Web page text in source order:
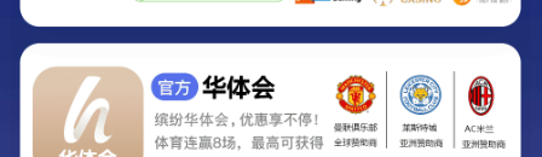
Hey Guys!